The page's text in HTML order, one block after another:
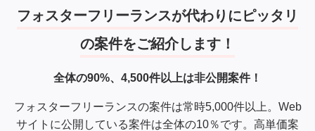
フォスターフリーランスが代わりにピッタリ
の案件をご紹介します！
全体の90%、4,500件以上は非公開案件！
フォスターフリーランスの案件は常時5,000件以上。Web
サイトに公開している案件は全体の10％です。高単価案